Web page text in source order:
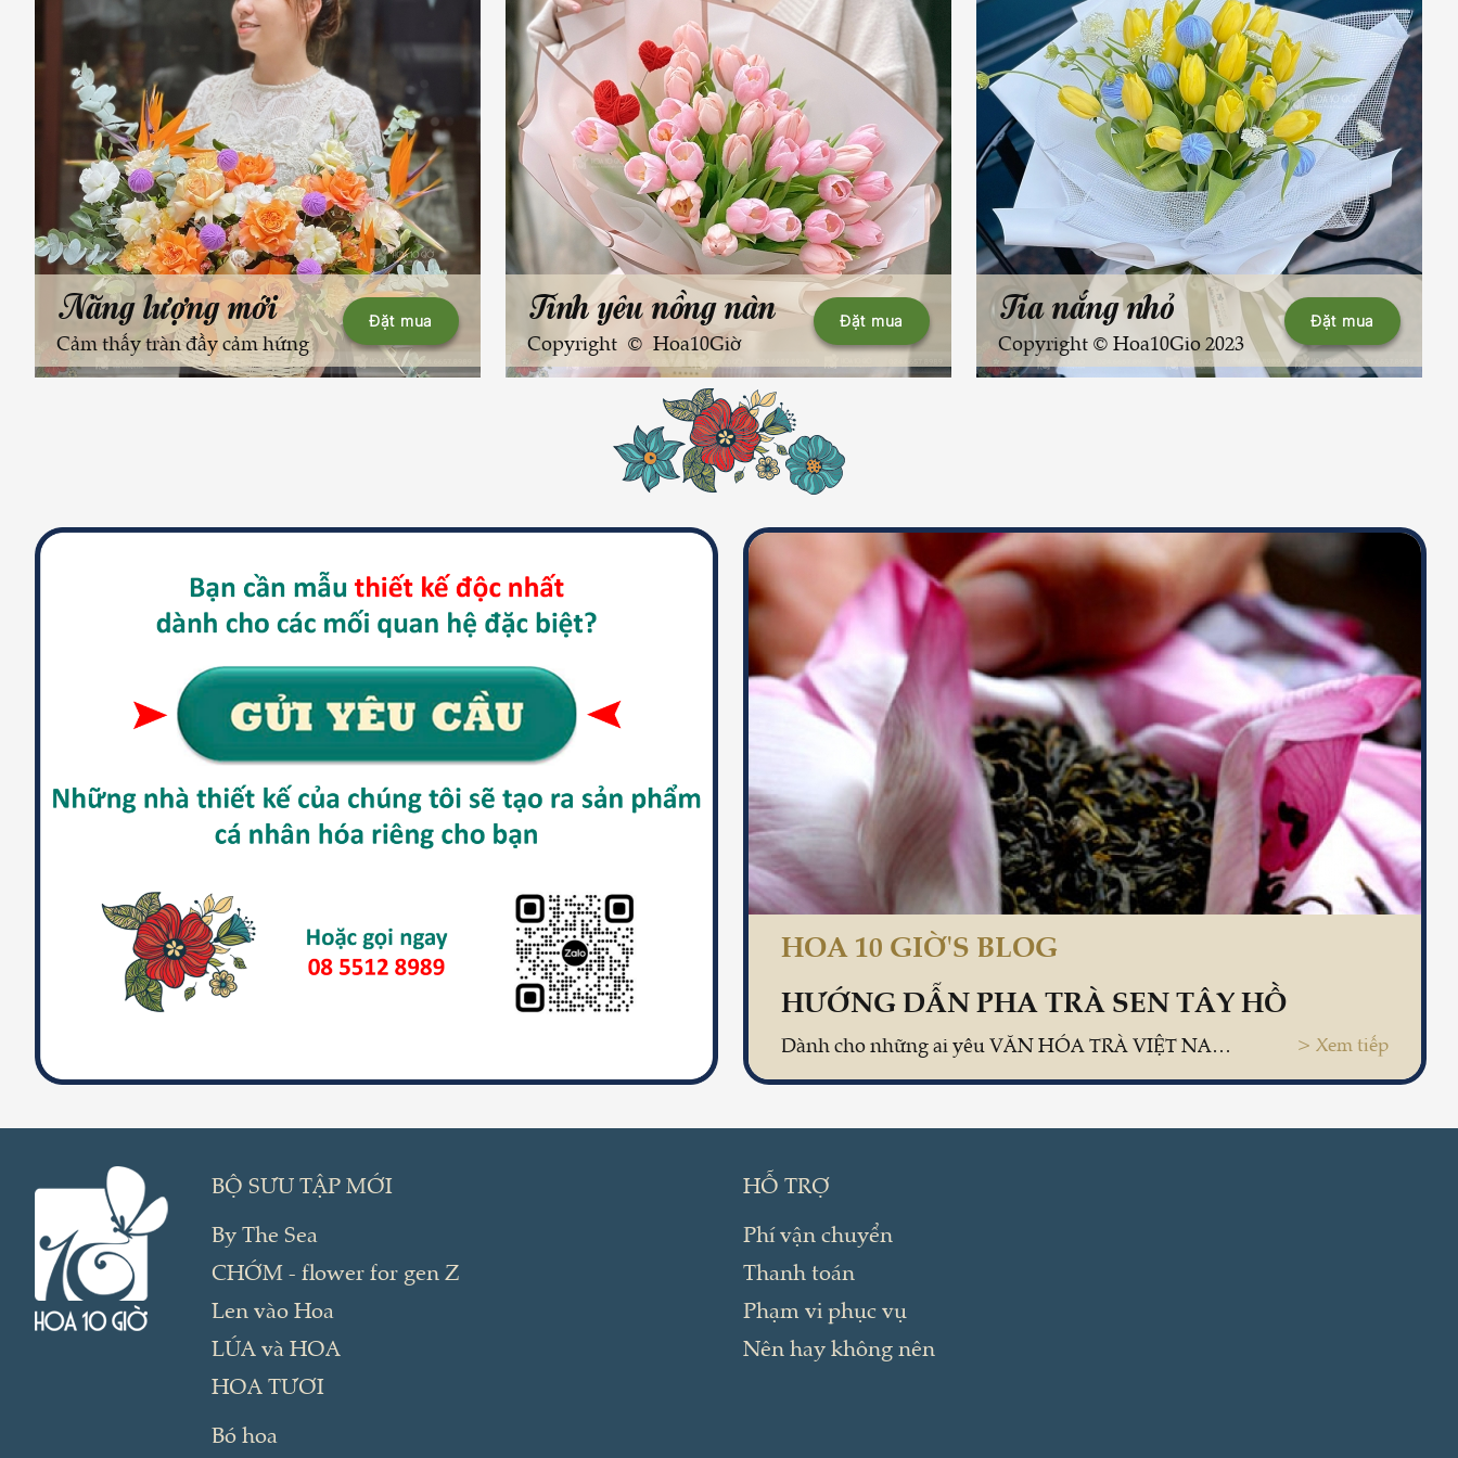
Năng lượng mới Đặt mua
Cảm thấy tràn đầy cảm hứng
Tình yêu nồng nàn Đặt mua
Copyright © Hoa10Giờ
Tia nắng nhỏ
Copyright © Hoa10Gio 2023
HOA 10 GIỜ'S BLOG
HƯỚNG DẪN PHA TRÀ SEN TÂY HỒ
Dành cho những ai yêu VĂN HÓA TRÀ VIỆT NAM - Cách pha chế trà sen đặc sản Tây Hồ Hà Nội.
By The Sea
CHỚM - flower for gen Z
Len vào Hoa
LÚA và HOA
HOA TƯƠI
Giỏ / hộp hoa
Phí vận chuyển
Thanh toán
Phạm vi phục vụ
Nên hay không nên